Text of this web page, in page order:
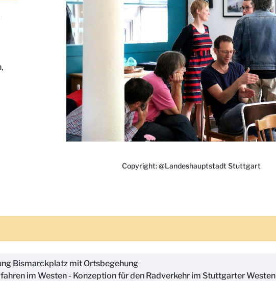
Copyright: @Landeshauptstadt Stuttgart
Bismarckplatz mit Ortsbegehung
im Westen - Konzeption für den Radverkehr im Stuttgarter Westen